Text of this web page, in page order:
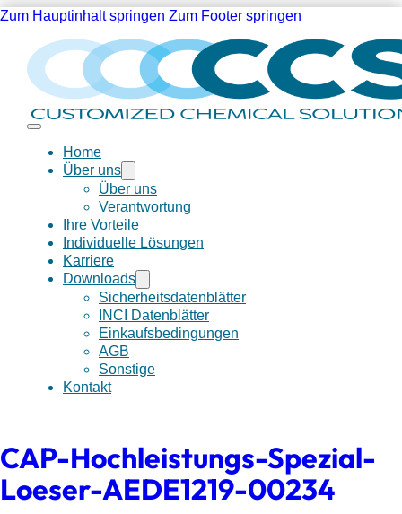
Zum Hauptinhalt springen Zum Footer springen
Home
Über uns
Über uns
Verantwortung
Ihre Vorteile
Individuelle Lösungen
Karriere
Downloads
Sicherheitsdatenblätter
INCI Datenblätter
Einkaufsbedingungen
AGB
Sonstige
Kontakt
CAP-Hochleistungs-Spezial-
Loeser-AEDE1219-00234